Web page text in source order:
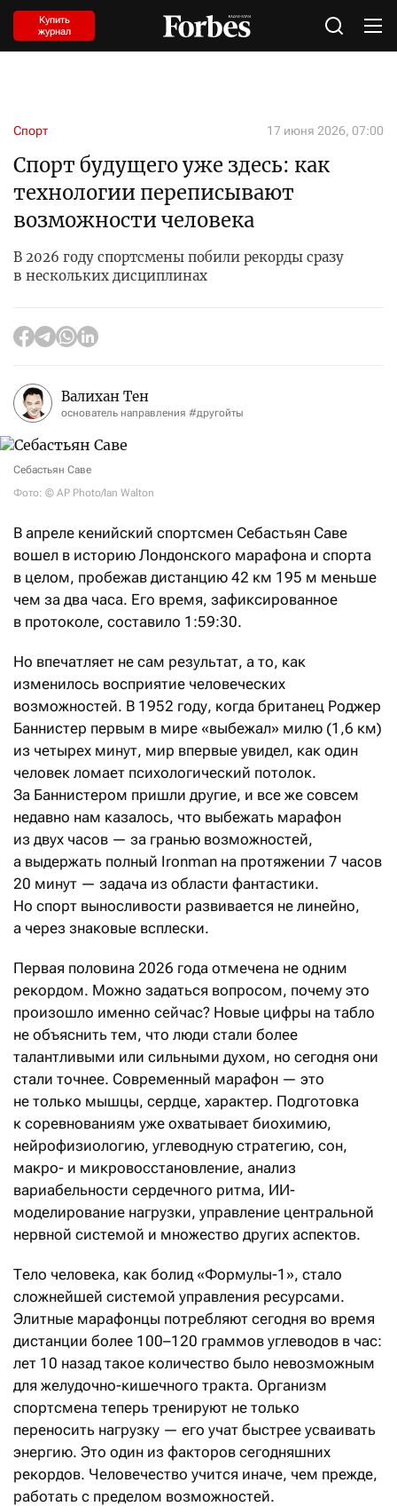
Купить
журнал
Спорт 17 июня 2026, 07:00
Спорт будущего уже здесь: как
технологии переписывают
возможности человека
В 2026 году спортсмены побили рекорды сразу
в нескольких дисциплинах
Валихан Тен
основатель направления #другойты
Себастьян Саве
Фото: © AP Photo/Ian Walton
В апреле кенийский спортсмен Себастьян Саве
вошел в историю Лондонского марафона и спорта
в целом, пробежав дистанцию 42 км 195 м меньше
чем за два часа. Его время, зафиксированное
в протоколе, составило 1:59:30.
Но впечатляет не сам результат, а то, как
изменилось восприятие человеческих
возможностей. В 1952 году, когда британец Роджер
Баннистер первым в мире «выбежал» милю (1,6 км)
из четырех минут, мир впервые увидел, как один
человек ломает психологический потолок.
За Баннистером пришли другие, и все же совсем
недавно нам казалось, что выбежать марафон
из двух часов — за гранью возможностей,
а выдержать полный Ironman на протяжении 7 часов
20 минут — задача из области фантастики.
Но спорт выносливости развивается не линейно,
а через знаковые всплески.
Первая половина 2026 года отмечена не одним
рекордом. Можно задаться вопросом, почему это
произошло именно сейчас? Новые цифры на табло
не объяснить тем, что люди стали более
талантливыми или сильными духом, но сегодня они
стали точнее. Современный марафон — это
не только мышцы, сердце, характер. Подготовка
к соревнованиям уже охватывает биохимию,
нейрофизиологию, углеводную стратегию, сон,
макро- и микровосстановление, анализ
вариабельности сердечного ритма, ИИ-
моделирование нагрузки, управление центральной
нервной системой и множество других аспектов.
Тело человека, как болид «Формулы-1», стало
сложнейшей системой управления ресурсами.
Элитные марафонцы потребляют сегодня во время
дистанции более 100–120 граммов углеводов в час:
лет 10 назад такое количество было невозможным
для желудочно-кишечного тракта. Организм
спортсмена теперь тренируют не только
переносить нагрузку — его учат быстрее усваивать
энергию. Это один из факторов сегодняшних
рекордов. Человечество учится иначе, чем прежде,
работать с пределом возможностей.